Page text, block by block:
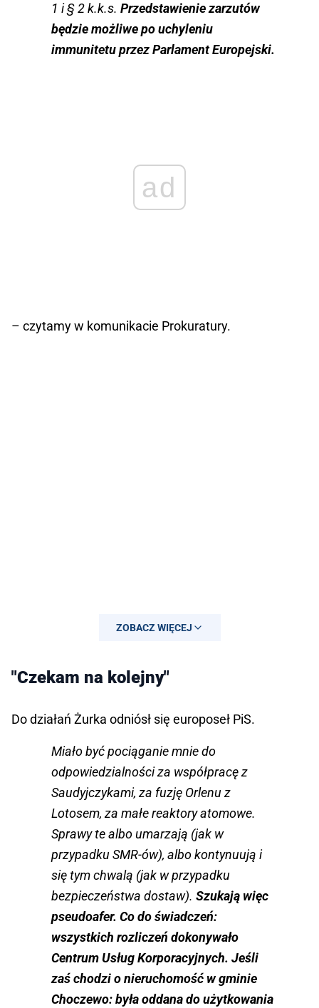
1 i § 2 k.k.s. Przedstawienie zarzutów
będzie możliwe po uchyleniu
immunitetu przez Parlament Europejski.
ad
– czytamy w komunikacie Prokuratury.
ZOBACZ WIĘCEJ
"Czekam na kolejny"
Do działań Żurka odniósł się europoseł PiS.
Miało być pociąganie mnie do
odpowiedzialności za współpracę z
Saudyjczykami, za fuzję Orlenu z
Lotosem, za małe reaktory atomowe.
Sprawy te albo umarzają (jak w
przypadku SMR-ów), albo kontynuują i
się tym chwalą (jak w przypadku
bezpieczeństwa dostaw). Szukają więc
pseudoafer. Co do świadczeń:
wszystkich rozliczeń dokonywało
Centrum Usług Korporacyjnych. Jeśli
zaś chodzi o nieruchomość w gminie
Choczewo: była oddana do użytkowania